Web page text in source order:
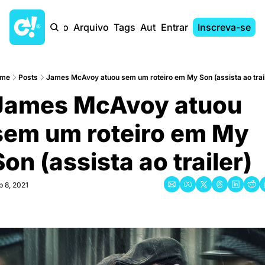
Início Arquivo Tags AutoresEntrar Inscreva-se
Posts James McAvoy atuou sem um roteiro em My Son (assista ao
McAvoy atuou
um roteiro em My
(assista ao trailer)
8, 2021